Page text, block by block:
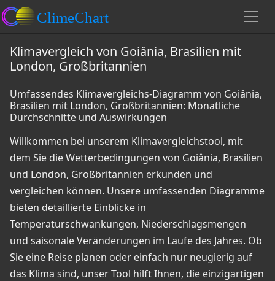
Klimavergleich von Goiânia, Brasilien mit
London, Großbritannien
Umfassendes Klimavergleichs-Diagramm von Goiânia,
Brasilien mit London, Großbritannien: Monatliche
Durchschnitte und Auswirkungen
Willkommen bei unserem Klimavergleichstool, mit
dem Sie die Wetterbedingungen von Goiânia, Brasilien
und London, Großbritannien erkunden und
vergleichen können. Unsere umfassenden Diagramme
bieten detaillierte Einblicke in
Temperaturschwankungen, Niederschlagsmengen
und saisonale Veränderungen im Laufe des Jahres. Ob
Sie eine Reise planen oder einfach nur neugierig auf
das Klima sind, unser Tool hilft Ihnen, die einzigartigen